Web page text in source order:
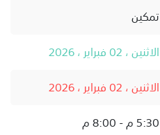
تمكين
الاثنين ، 02 فبراير ، 2026
الاثنين ، 02 فبراير ، 2026
5:30 م - 8:00 م